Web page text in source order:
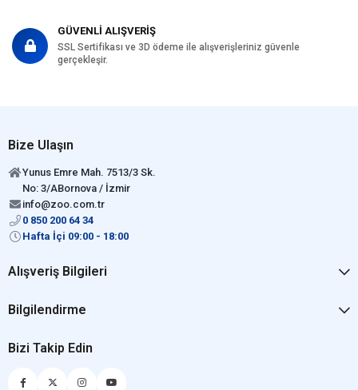
GÜVENLİ ALIŞVERİŞ
SSL Sertifikası ve 3D ödeme ile alışverişleriniz güvenle
gerçekleşir.
Bize Ulaşın
Yunus Emre Mah. 7513/3 Sk.
No: 3/ABornova / İzmir
info@zoo.com.tr
0 850 200 64 34
Hafta İçi 09:00 - 18:00
Alışveriş Bilgileri
Bilgilendirme
Bizi Takip Edin